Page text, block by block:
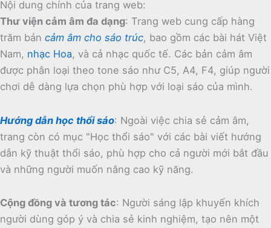
Nội dung chính của trang web:
Thư viện cảm âm đa dạng: Trang web cung cấp hàng
trăm bản cảm âm cho sáo trúc, bao gồm các bài hát Việt
Nam, nhạc Hoa, và cả nhạc quốc tế. Các bản cảm âm
được phân loại theo tone sáo như C5, A4, F4, giúp người
chơi dễ dàng lựa chọn phù hợp với loại sáo của mình.
Hướng dẫn học thổi sáo: Ngoài việc chia sẻ cảm âm,
trang còn có mục "Học thổi sáo" với các bài viết hướng
dẫn kỹ thuật thổi sáo, phù hợp cho cả người mới bắt đầu
và những người muốn nâng cao kỹ năng.
Cộng đồng và tương tác: Người sáng lập khuyến khích
người dùng góp ý và chia sẻ kinh nghiệm, tạo nên một